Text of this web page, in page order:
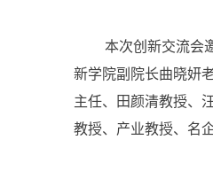
本次创新交流会
新学院副院长曲晓妍
主任、田颜清教授、
教授、产业教授、名